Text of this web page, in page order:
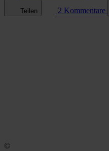
Teilen 2 Kommentare
©